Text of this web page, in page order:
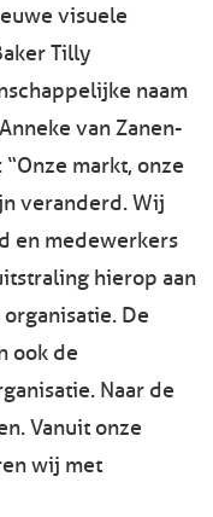
visuele
Tilly
naam
van Zanen-
markt, onze
veranderd. Wij
en medewerkers
hierop aan
De
ook de
Naar de
Vanuit onze
wij met